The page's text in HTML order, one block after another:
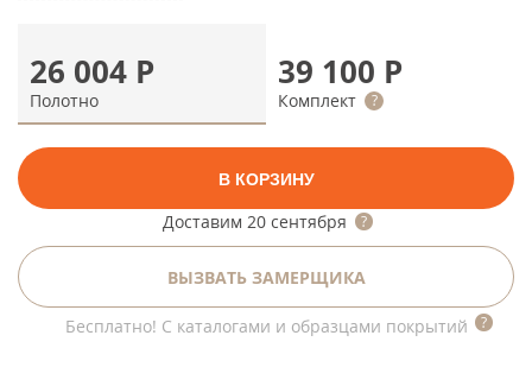
26 004 Р
Полотно
39 100 Р
Комплект
В КОРЗИНУ
Доставим 20 сентября
ВЫЗВАТЬ ЗАМЕРЩИКА
Бесплатно! С каталогами и образцами покрытий